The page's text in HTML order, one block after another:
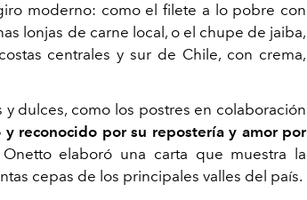
moderno: como el filete a lo pobre con
lonjas de carne local, o el chupe de jaiba,
centrales y sur de Chile, con crema,
y dulces, como los postres en colaboración
y reconocido por su repostería y amor por
Onetto elaboró una carta que muestra la
cepas de los principales valles del país.